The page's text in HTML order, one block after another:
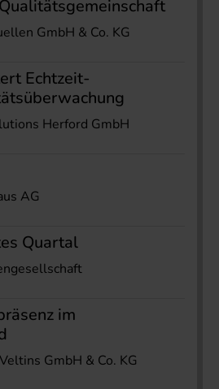
GmbH & Co. KG
Echtzeit-
Herford GmbH
AG
Quartal
im
GmbH & Co. KG